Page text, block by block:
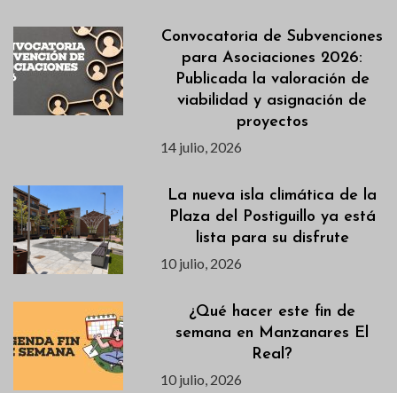
Convocatoria de Subvenciones
para Asociaciones 2026:
Publicada la valoración de
viabilidad y asignación de
proyectos
14 julio, 2026
La nueva isla climática de la
Plaza del Postiguillo ya está
lista para su disfrute
10 julio, 2026
¿Qué hacer este fin de
semana en Manzanares El
Real?
10 julio, 2026